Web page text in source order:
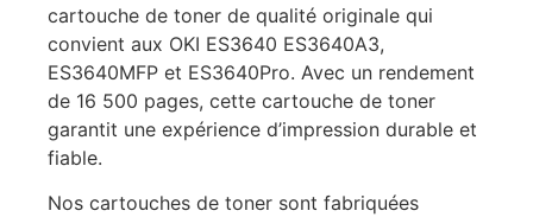
cartouche de toner de qualité originale qui
convient aux OKI ES3640 ES3640A3,
ES3640MFP et ES3640Pro. Avec un rendement
de 16 500 pages, cette cartouche de toner
garantit une expérience d’impression durable et
fiable.
Nos cartouches de toner sont fabriquées